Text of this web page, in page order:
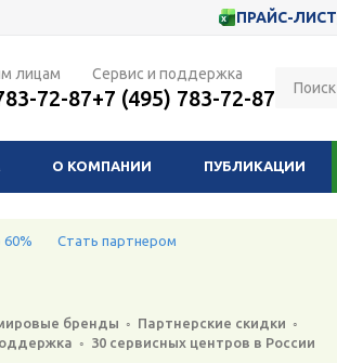
ПРАЙС-ЛИСТ
лицам
72-87
Сервис и поддержка
+7 (495) 783-72-87
О КОМПАНИИ ПУБЛИКАЦИИ
60% Стать партнером
бренды ◦ Партнерские скидки ◦
◦ 30 сервисных центров в России